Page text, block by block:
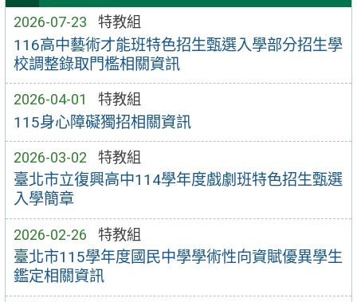
2026-07-23 特教組
116高中藝術才能班特色招生甄選入學部分招生學
校調整錄取門檻相關資訊
2026-04-01 特教組
115身心障礙獨招相關資訊
2026-03-02 特教組
臺北市立復興高中114學年度戲劇班特色招生甄選
入學簡章
2026-02-26 特教組
臺北市115學年度國民中學學術性向資賦優異學生
鑑定相關資訊